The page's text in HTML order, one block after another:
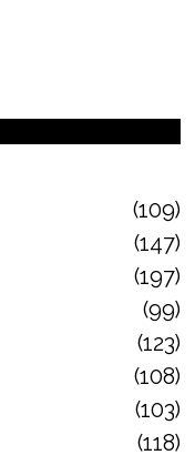
109
147
197
99
123
108
103
118